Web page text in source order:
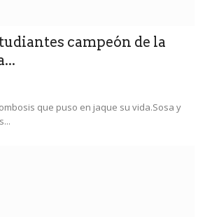
campeón de la
que puso en jaque su vida.Sosa y